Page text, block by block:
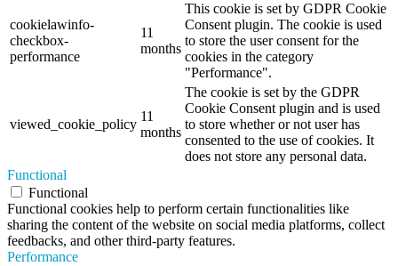
cookielawinfo-
checkbox-
performance
11
months
This cookie is set by GDPR Cookie
Consent plugin. The cookie is used
to store the user consent for the
cookies in the category
"Performance".
viewed_cookie_policy
11
months
The cookie is set by the GDPR
Cookie Consent plugin and is used
to store whether or not user has
consented to the use of cookies. It
does not store any personal data.
Functional
Functional
Functional cookies help to perform certain functionalities like
sharing the content of the website on social media platforms, collect
feedbacks, and other third-party features.
Performance